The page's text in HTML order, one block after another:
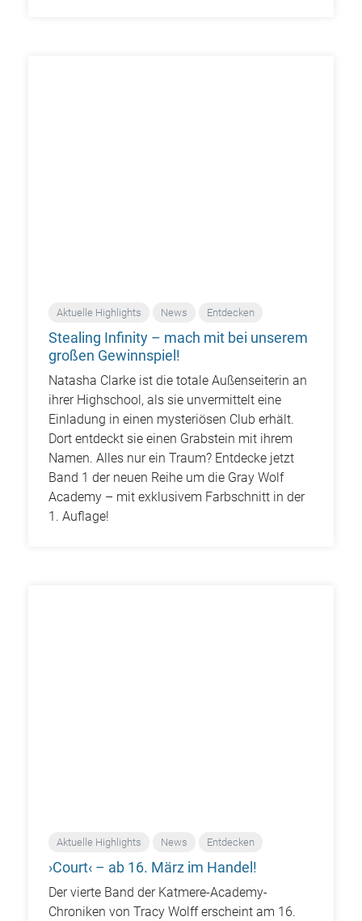
Aktuelle Highlights News Entdecken
Stealing Infinity – mach mit bei unserem
großen Gewinnspiel!
Natasha Clarke ist die totale Außenseiterin an
ihrer Highschool, als sie unvermittelt eine
Einladung in einen mysteriösen Club erhält.
Dort entdeckt sie einen Grabstein mit ihrem
Namen. Alles nur ein Traum? Entdecke jetzt
Band 1 der neuen Reihe um die Gray Wolf
Academy – mit exklusivem Farbschnitt in der
1. Auflage!
Aktuelle Highlights News Entdecken
›Court‹ – ab 16. März im Handel!
Der vierte Band der Katmere-Academy-
Chroniken von Tracy Wolff erscheint am 16.